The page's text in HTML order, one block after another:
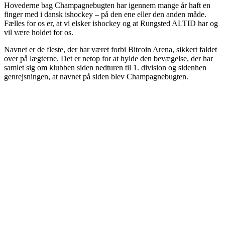
Hovederne bag Champagnebugten har igennem mange år haft en
finger med i dansk ishockey – på den ene eller den anden måde.
Fælles for os er, at vi elsker ishockey og at Rungsted ALTID har og
vil være holdet for os.
Navnet er de fleste, der har været forbi Bitcoin Arena, sikkert faldet
over på lægterne. Det er netop for at hylde den bevægelse, der har
samlet sig om klubben siden nedturen til 1. division og sidenhen
genrejsningen, at navnet på siden blev Champagnebugten.